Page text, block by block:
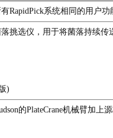
RapidPick系统相同的用户功
挑选仪，用于将菌落持续传
)
的PlateCrane机械臂加上